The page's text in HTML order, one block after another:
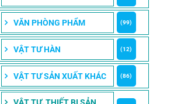
VĂN PHÒNG PHẨM (99)
VẬT TƯ HÀN (12)
VẬT TƯ SẢN XUẤT KHÁC (86)